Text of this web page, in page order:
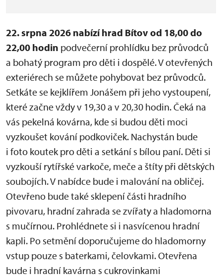
22. srpna 2026 nabízí hrad Bítov od 18,00 do
22,00 hodin podvečerní prohlídku bez průvodců
a bohatý program pro děti i dospělé. V otevřených
exteriérech se můžete pohybovat bez průvodců.
Setkáte se kejklířem Jonášem při jeho vystoupení,
které začne vždy v 19,30 a v 20,30 hodin. Čeká na
vás pekelná kovárna, kde si budou děti moci
vyzkoušet kování podkoviček. Nachystán bude
i foto koutek pro děti a setkání s bílou paní. Děti si
vyzkouší rytířské varkoče, meče a štíty při dětských
soubojích. V nabídce bude i malování na obličej.
Otevřeno bude také sklepení části hradního
pivovaru, hradní zahrada se zvířaty a hladomorna
s mučírnou. Prohlédnete si i nasvícenou hradní
kapli. Po setmění doporučujeme do hladomorny
vstup pouze s baterkami, čelovkami. Otevřena
bude i hradní kavárna s cukrovinkami